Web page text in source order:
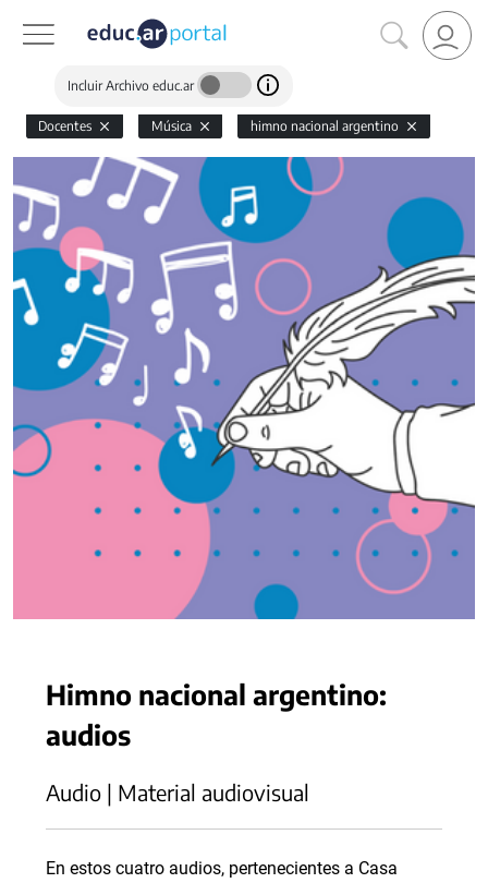
Incluir Archivo educ.ar
Docentes Música himno nacional argentino
Himno nacional argentino:
audios
Audio | Material audiovisual
En estos cuatro audios, pertenecientes a Casa